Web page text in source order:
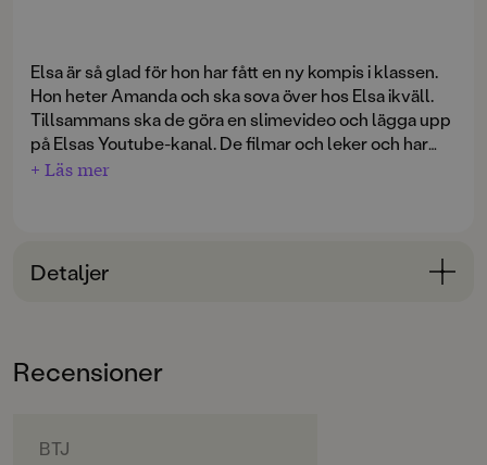
Elsa är så glad för hon har fått en ny kompis i klassen.
Hon heter Amanda och ska sova över hos Elsa ikväll.
Tillsammans ska de göra en slimevideo och lägga upp
på Elsas Youtube-kanal. De filmar och leker och har
jätteroligt, så roligt att Amanda säger att hon alltid vill
har hänt med hennes nya bästis. Varför vill Amanda
inte vara hennes vän längre?
+ Läs mer
Detaljer
6-9
Svenska
Recensioner
BTJ